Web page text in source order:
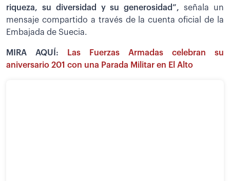
riqueza, su diversidad y su generosidad”,señala un
mensaje compartido a través de la cuenta oficial de la
Embajada de Suecia.
MIRA AQUÍ:
Las Fuerzas Armadas celebran su
aniversario 201 con una Parada Militar en El Alto